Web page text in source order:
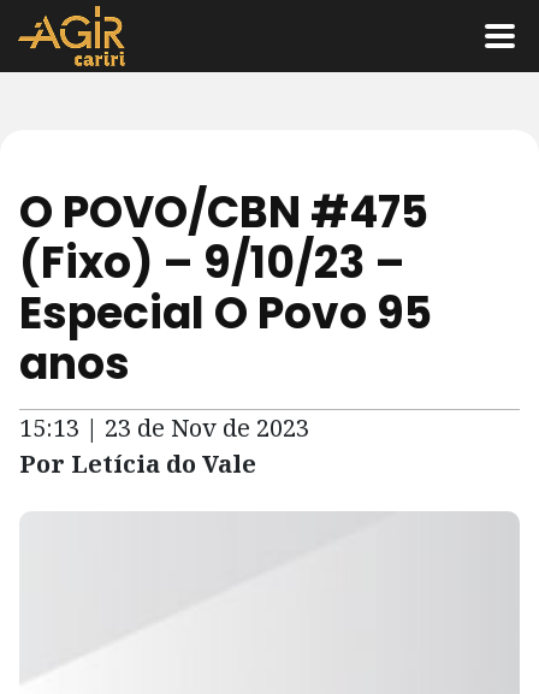
O POVO/CBN #475
(Fixo) – 9/10/23 –
Especial O Povo 95
anos
15:13 | 23 de Nov de 2023
Por Letícia do Vale